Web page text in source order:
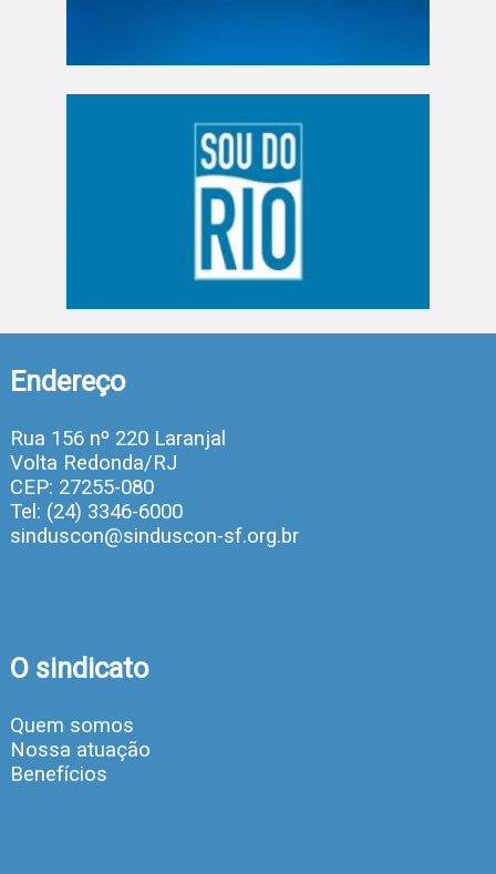
Endereço
Rua 156 nº 220 Laranjal
Volta Redonda/RJ
CEP: 27255-080
Tel: (24) 3346-6000
sinduscon@sinduscon-sf.org.br
O sindicato
Quem somos
Nossa atuação
Benefícios